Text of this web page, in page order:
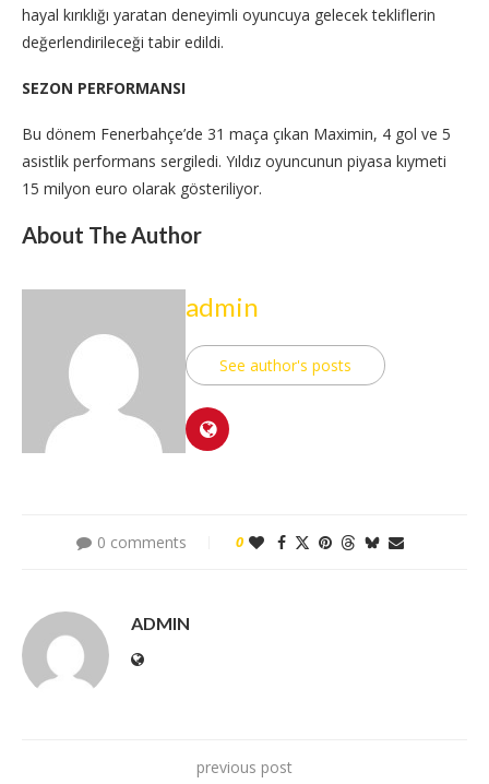
hayal kırıklığı yaratan deneyimli oyuncuya gelecek tekliflerin
değerlendirileceği tabir edildi.
SEZON PERFORMANSI
Bu dönem Fenerbahçe’de 31 maça çıkan Maximin, 4 gol ve 5
asistlik performans sergiledi. Yıldız oyuncunun piyasa kıymeti
15 milyon euro olarak gösteriliyor.
About The Author
admin
See author's posts
0 comments 0
ADMIN
previous post